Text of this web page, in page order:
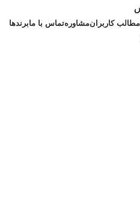
مطالب کاربرانمشاورهتماس با مابرندها